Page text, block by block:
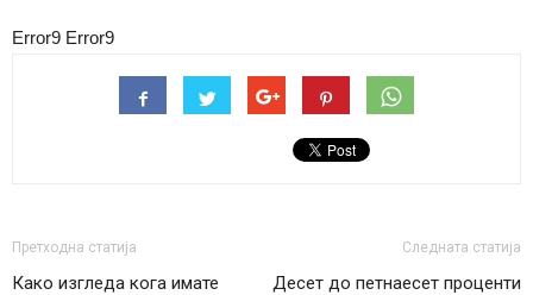
Error9 Error9
Претходна статија
Како изгледа кога имате
Следната статија
Десет до петнаесет проценти